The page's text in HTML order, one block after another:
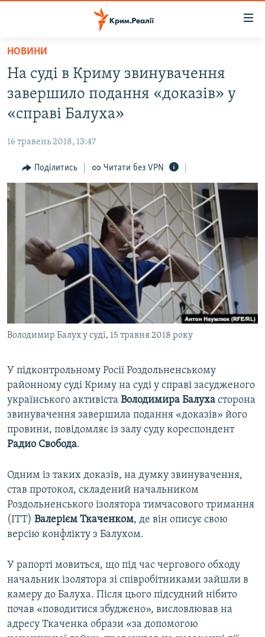
Перейти
основного
матеріалу
Перейти
до
основної
навігації
Перейти
до
пошуку
ВОДА.КРИМ
ВІДЕО ТА ФОТО
БЛОГИ
ПОГЛЯД
ІНТЕРВ'Ю
ВСЕ ЗА ДЕНЬ
СПЕЦПРОЕКТИ
ДЕПОРТАЦІЯ
ВІДЕОУРОКИ «ELIFBE»
СВІДЧЕННЯ ОКУПАЦІЇ
УКРАЇНСЬКА ПРОБЛЕМА КРИМУ
ІНФОГРАФІКА
ЯК ОБІЙТИ БЛОКУВАННЯ
Qırımtatar
ДОЛУЧАЙСЯ!
Усі сайти RFE/RL
НОВИНИ
На суді в Криму звинувачення
завершило подання «доказів» у
«справі Балуха»
16 травень 2018, 13:47
Поділитись Читати без VPN
Володимир Балух у суді, 15 травня 2018 року
У підконтрольному Росії Роздольненському
районному суді Криму на суді у справі засудженого
українського активіста Володимира Балуха сторона
звинувачення завершила подання «доказів» його
провини, повідомляє із залу суду кореспондент
Радио Свобода.
Одним із таких доказів, на думку звинувачення,
став протокол, складений начальником
Роздольненського ізолятора тимчасового тримання
(ІТТ) Валерієм Ткаченком, де він описує свою
версію конфлікту з Балухом.
У рапорті мовиться, що під час чергового обходу
начальник ізолятора зі співробітниками зайшли в
камеру до Балуха. Після цього підсудний нібито
почав «поводитися збуджено», висловлював на
адресу Ткаченка образи «за допомогою